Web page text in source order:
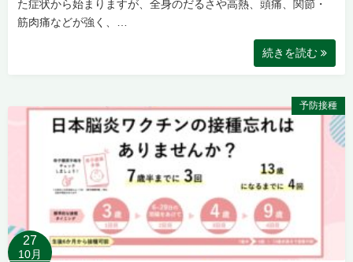
た症状から始まりますが、全身のだるさや高熱、頭痛、関節・
筋肉痛などが強く、…
続きを読む
予防接種
27
10月